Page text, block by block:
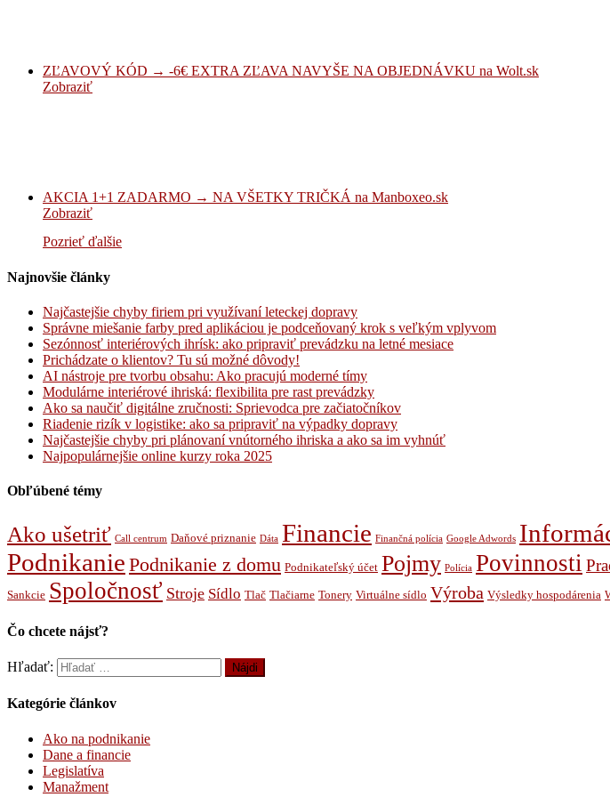
ZĽAVOVÝ KÓD → -6€ EXTRA ZĽAVA NAVYŠE NA OBJEDNÁVKU na Wolt.sk
Zobraziť
AKCIA 1+1 ZADARMO → NA VŠETKY TRIČKÁ na Manboxeo.sk
Zobraziť
Pozrieť ďalšie
Najnovšie články
Najčastejšie chyby firiem pri využívaní leteckej dopravy
Správne miešanie farby pred aplikáciou je podceňovaný krok s veľkým vplyvom
Sezónnosť interiérových ihrísk: ako pripraviť prevádzku na letné mesiace
Prichádzate o klientov? Tu sú možné dôvody!
AI nástroje pre tvorbu obsahu: Ako pracujú moderné tímy
Modulárne interiérové ihriská: flexibilita pre rast prevádzky
Ako sa naučiť digitálne zručnosti: Sprievodca pre začiatočníkov
Riadenie rizík v logistike: ako sa pripraviť na výpadky dopravy
Najčastejšie chyby pri plánovaní vnútorného ihriska a ako sa im vyhnúť
Najpopulárnejšie online kurzy roka 2025
Obľúbené témy
Ako ušetriť Call centrum Daňové priznanie Dáta Financie Finančná polícia Google Adwords
Podnikanie Podnikanie z domu Podnikateľský účet Pojmy Polícia Povinnosti
Sankcie Spoločnosť Stroje Sídlo Tlač Tlačiarne Tonery Virtuálne sídlo Výroba Výsledky hospodárenia
Čo chcete nájsť?
Hľadať:
Kategórie článkov
Ako na podnikanie
Dane a financie
Legislatíva
Manažment